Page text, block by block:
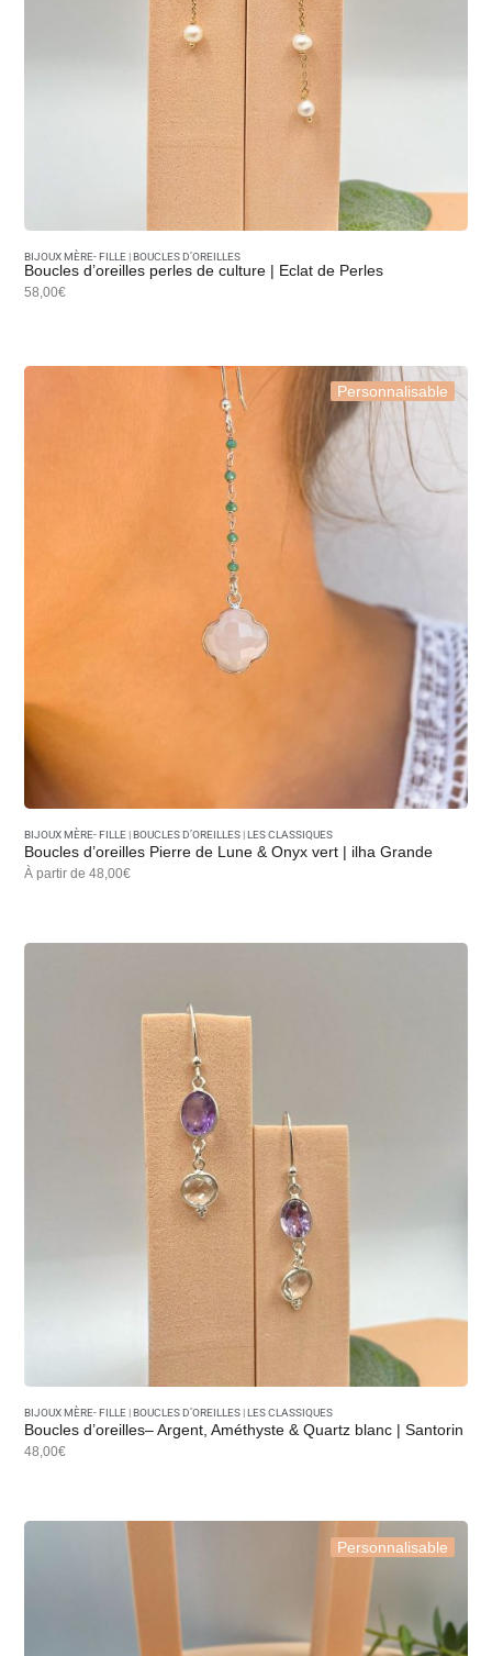
BIJOUX MÈRE- FILLE |BOUCLES D’OREILLES
Boucles d’oreilles perles de culture | Eclat de Perles
58,00€
Personnalisable
BIJOUX MÈRE- FILLE |BOUCLES D’OREILLES |LES CLASSIQUES
Boucles d’oreilles Pierre de Lune & Onyx vert | ilha Grande
À partir de 48,00€
BIJOUX MÈRE- FILLE |BOUCLES D’OREILLES |LES CLASSIQUES
Boucles d’oreilles– Argent, Améthyste & Quartz blanc | Santorin
48,00€
Personnalisable